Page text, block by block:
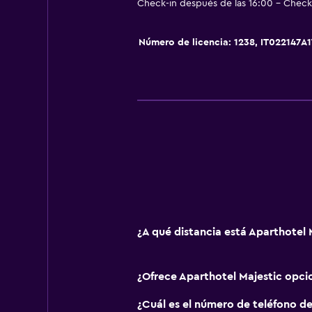
Papeleras
General
Ducha
Bidé
Check-in después de las 16:00 -
Número de licencia: 1238,
¿A qué distancia está Aparthotel
¿Ofrece Aparthotel Majestic
¿Cuál es el número de teléfono